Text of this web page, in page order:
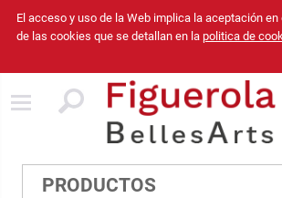
El acceso y uso de la Web implica la aceptación en
de las cookies que se detallan en la politica de
PRODUCTOS